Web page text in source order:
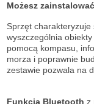
Możesz
Sprzęt charakteryzuje
wyszczególnia
pomocą kompasu,
morza i poprawnie
zestawie pozwala na
Funkcja Bluetooth z